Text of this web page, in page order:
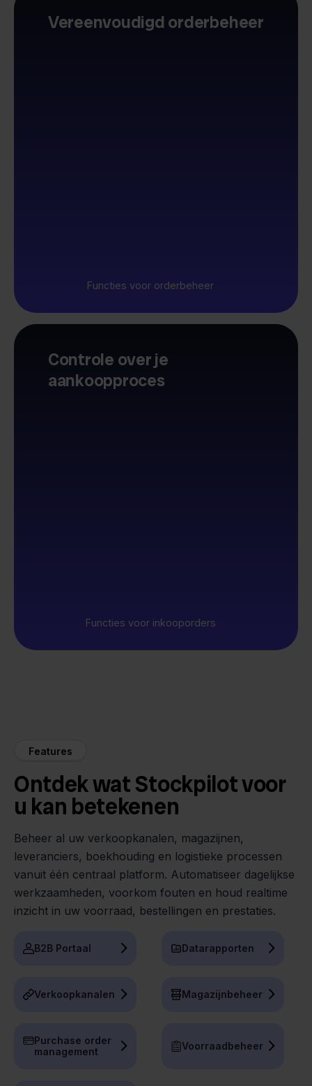
Vereenvoudigd orderbeheer
Functies voor orderbeheer
Controle over je
aankoopproces
Functies voor inkooporders
Features
Ontdek wat Stockpilot voor
u kan betekenen
Beheer al uw verkoopkanalen, magazijnen,
leveranciers, boekhouding en logistieke processen
vanuit één centraal platform. Automatiseer dagelijkse
werkzaamheden, voorkom fouten en houd realtime
inzicht in uw voorraad, bestellingen en prestaties.
B2B Portaal Datarapporten
Verkoopkanalen Magazijnbeheer
Purchase order
management
Voorraadbeheer